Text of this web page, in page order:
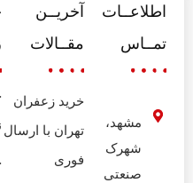
اطلاعــات
تمــاس
مشهد،
شهرک
صنعتی
آخریــن
مقــالات
خرید زعفران
تهران با ارسال
فوری